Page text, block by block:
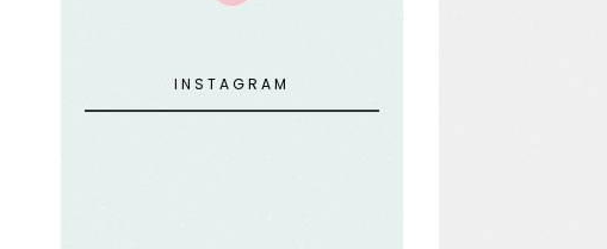
INSTAGRAM